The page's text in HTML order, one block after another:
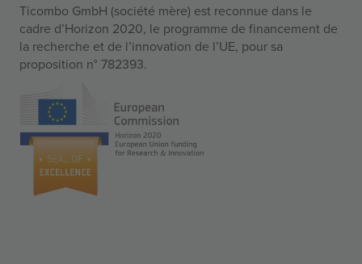
Ticombo GmbH (société mère) est reconnue dans le
cadre d’Horizon 2020, le programme de financement de
la recherche et de l’innovation de l’UE, pour sa
proposition n° 782393.